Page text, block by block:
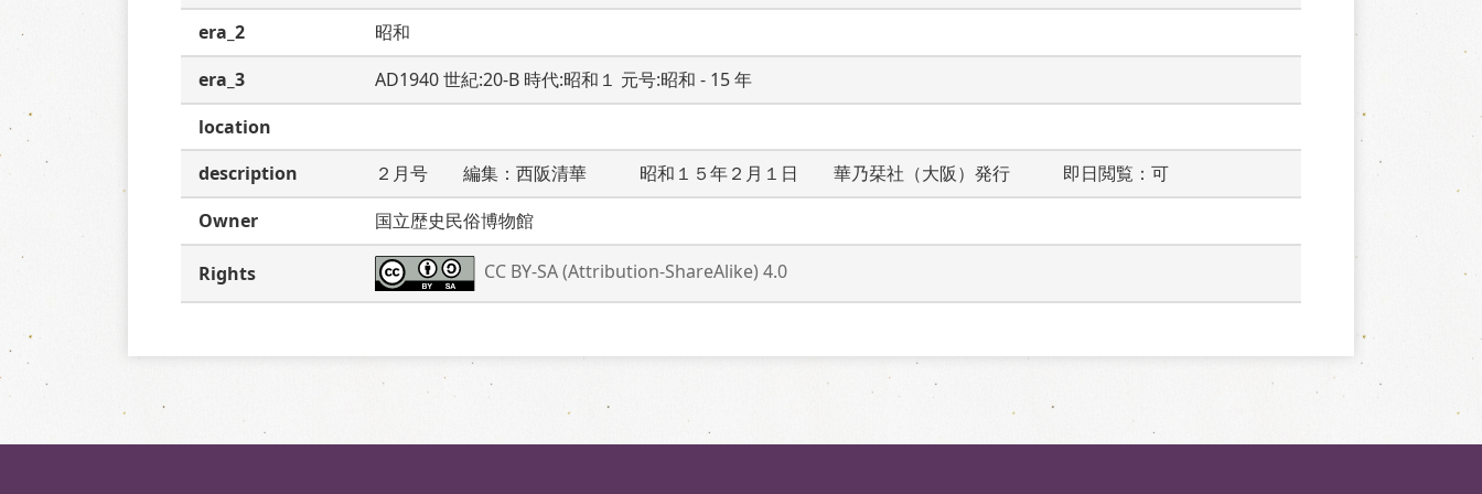
era_2
昭和
era_3
AD1940 世紀:20-B 時代:昭和１ 元号:昭和 - 15 年
location
description
２月号　　編集：西阪清華　　　昭和１５年２月１日　　華乃栞社（大阪）発行　　　即日閲覧：可
Owner
国立歴史民俗博物館
Rights CC BY-SA (Attribution-ShareAlike) 4.0